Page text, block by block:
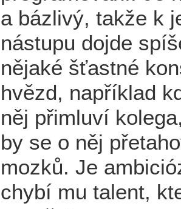
a bázlivý, takže k
nástupu dojde
nějaké šťastné
hvězd, například
něj přimluví
by se o něj
mozků. Je
chybí mu talent,